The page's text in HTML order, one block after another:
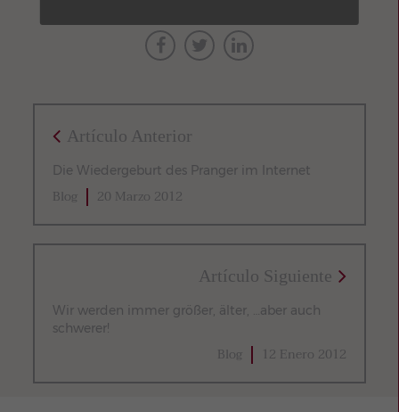
Artículo Anterior
Die Wiedergeburt des Pranger im Internet
Blog 20 Marzo 2012
Artículo Siguiente
Wir werden immer größer, älter, …aber auch
schwerer!
Blog 12 Enero 2012